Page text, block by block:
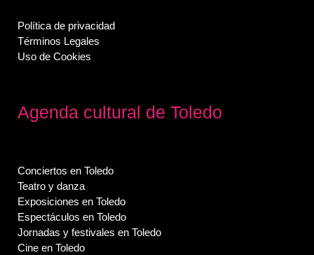
Política de privacidad
Términos Legales
Uso de Cookies
Agenda cultural de Toledo
Conciertos en Toledo
Teatro y danza
Exposiciones en Toledo
Espectáculos en Toledo
Jornadas y festivales en Toledo
Cine en Toledo